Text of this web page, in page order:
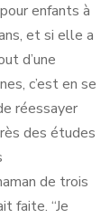
enfants à
et si elle a
d’une
c’est en se
réessayer
des études
de trois
faite. “Je